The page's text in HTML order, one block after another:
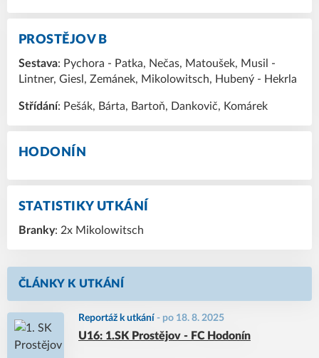
PROSTĚJOV B
Sestava: Pychora - Patka, Nečas, Matoušek, Musil -
Lintner, Giesl, Zemánek, Mikolowitsch, Hubený - Hekrla
Střídání: Pešák, Bárta, Bartoň, Dankovič, Komárek
HODONÍN
STATISTIKY UTKÁNÍ
Branky: 2x Mikolowitsch
ČLÁNKY K UTKÁNÍ
Reportáž k utkání - po 18. 8. 2025
U16: 1.SK Prostějov - FC Hodonín